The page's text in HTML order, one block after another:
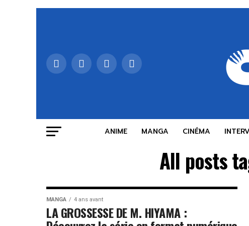
ANIME MANGA CINÉMA
All posts
MANGA 4 ans avant
LA GROSSESSE DE M. HIYAMA :